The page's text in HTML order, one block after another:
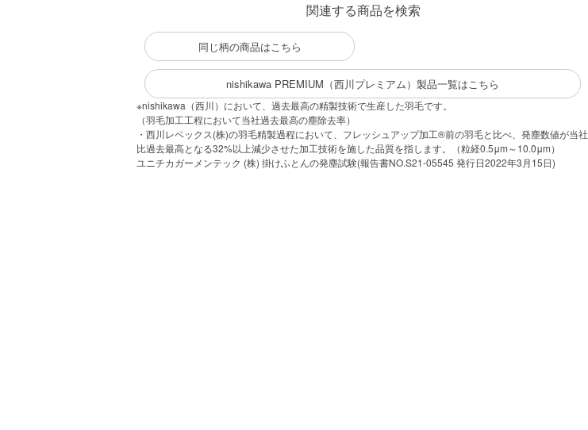
関連する商品を検索
同じ柄の商品はこちら
nishikawa PREMIUM（西川プレミアム）製品一覧はこちら
※nishikawa（西川）において、過去最高の精製技術で生産した羽毛です。
（羽毛加工工程において当社過去最高の塵除去率）
・西川レベックス(株)の羽毛精製過程において、フレッシュアップ加工®前の羽毛と比べ、発塵数値が当社
比過去最高となる32%以上減少させた加工技術を施した品質を指します。（粒経0.5μm～10.0μm）
ユニチカガーメンテック (株) 掛けふとんの発塵試験(報告書NO.S21-05545 発行日2022年3月15日)